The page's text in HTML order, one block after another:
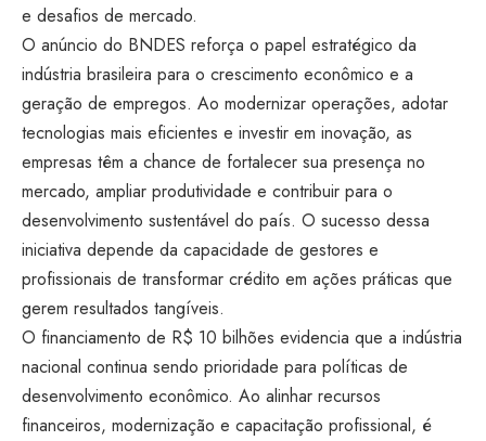
e desafios de mercado.
O anúncio do BNDES reforça o papel estratégico da
indústria brasileira para o crescimento econômico e a
geração de empregos. Ao modernizar operações, adotar
tecnologias mais eficientes e investir em inovação, as
empresas têm a chance de fortalecer sua presença no
mercado, ampliar produtividade e contribuir para o
desenvolvimento sustentável do país. O sucesso dessa
iniciativa depende da capacidade de gestores e
profissionais de transformar crédito em ações práticas que
gerem resultados tangíveis.
O financiamento de R$ 10 bilhões evidencia que a indústria
nacional continua sendo prioridade para políticas de
desenvolvimento econômico. Ao alinhar recursos
financeiros, modernização e capacitação profissional, é